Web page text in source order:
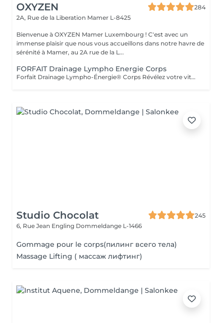
OXYZEN
284
2A, Rue de la Liberation Mamer L-8425
Bienvenue à OXYZEN Mamer Luxembourg ! C'est avec un
immense plaisir que nous vous accueillons dans notre havre de
sérénité à Mamer, au 2A rue de la L...
FORFAIT Drainage Lympho Energie Corps
Forfait Drainage Lympho-Énergie® Corps Révélez votre vitalité Offrez à votre corps une véritable cure de bien-être grâce au Drainage Lympho-Énergie® Corps. Ce soin exclusif stimule l'énergie, détoxifie l'organisme, allège la silhouette et procure une sensation incomparable de légèreté et de vitalité. Forfait 5 Séances Régénération en douceur -5 séances de Drainage Lympho-Énergie® Corps. -Gestes doux et ciblés pour activer la circulation lymphatique. -Élimination progressive des toxines et réduction de la rétention d'eau. -Une expérience bien-être qui redonne confort et légèreté. Forfait 10 Séances Transformation en profondeur -10 séances de Drainage Lympho-Énergie® Corps. -Une cure complète pour renforcer le système lymphatique. -Affinement de la silhouette et élimination durable des impuretés. -Un voyage intérieur vers une vitalité retrouvée et un équilibre global. Ces forfaits sont adaptables à vos besoins et à votre rythme. Ils constituent également une formidable idée cadeau, idéale pour offrir bien-être, vitalité et légèreté à vos proches. Déconseillé aux femmes enceintes et en cas de contre-indication médicale (demander l'avis de votre médecin). Avertissement : Nos soins sont exclusivement dédiés au bien-être et à la relaxation. Ils ne remplacent pas un suivi médical et ne relèvent pas de la kinésithérapie.
Studio Chocolat
245
6, Rue Jean Engling Dommeldange L-1466
Gommage pour le corps(пилинг всего тела)
Massage Lifting ( массаж лифтинг)